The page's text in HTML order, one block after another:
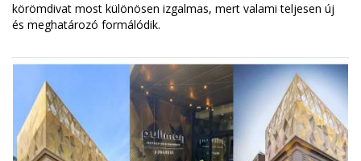
körömdivat most különösen izgalmas, mert valami teljesen új
és meghatározó formálódik.